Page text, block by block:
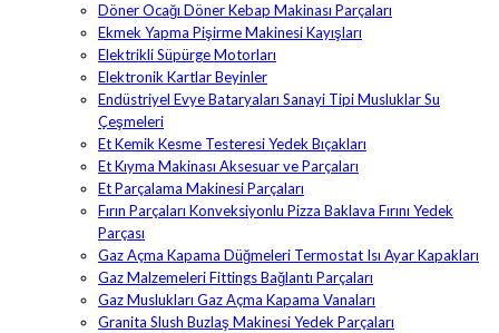
Döner Ocağı Döner Kebap Makinası Parçaları
Ekmek Yapma Pişirme Makinesi Kayışları
Elektrikli Süpürge Motorları
Elektronik Kartlar Beyinler
Endüstriyel Evye Bataryaları Sanayi Tipi Musluklar Su
Çeşmeleri
Et Kemik Kesme Testeresi Yedek Bıçakları
Et Kıyma Makinası Aksesuar ve Parçaları
Et Parçalama Makinesi Parçaları
Fırın Parçaları Konveksiyonlu Pizza Baklava Fırını Yedek
Parçası
Gaz Açma Kapama Düğmeleri Termostat Isı Ayar Kapakları
Gaz Malzemeleri Fittings Bağlantı Parçaları
Gaz Muslukları Gaz Açma Kapama Vanaları
Granita Slush Buzlaş Makinesi Yedek Parçaları